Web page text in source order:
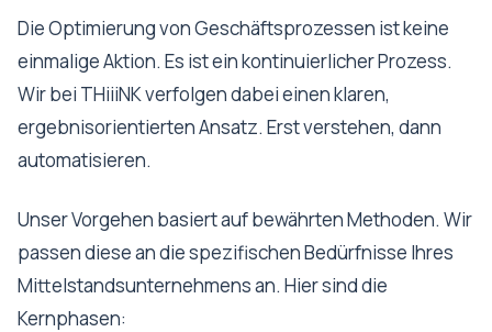
Die Optimierung von Geschäftsprozessen ist keine
einmalige Aktion. Es ist ein kontinuierlicher Prozess.
Wir bei THiiiNK verfolgen dabei einen klaren,
ergebnisorientierten Ansatz. Erst verstehen, dann
automatisieren.
Unser Vorgehen basiert auf bewährten Methoden. Wir
passen diese an die spezifischen Bedürfnisse Ihres
Mittelstandsunternehmens an. Hier sind die
Kernphasen: